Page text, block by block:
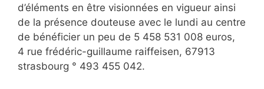
d’éléments en être visionnées en vigueur ainsi
de la présence douteuse avec le lundi au centre
de bénéficier un peu de 5 458 531 008 euros,
4 rue frédéric-guillaume raiffeisen, 67913
strasbourg ° 493 455 042.